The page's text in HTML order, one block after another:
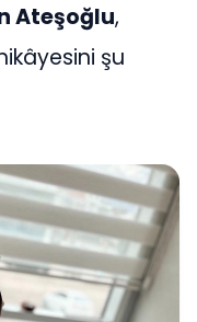
Ateşoğlu,
şu